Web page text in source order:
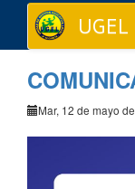
Mar, 12 de mayo